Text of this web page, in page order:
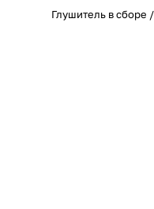
Глушитель в сборе